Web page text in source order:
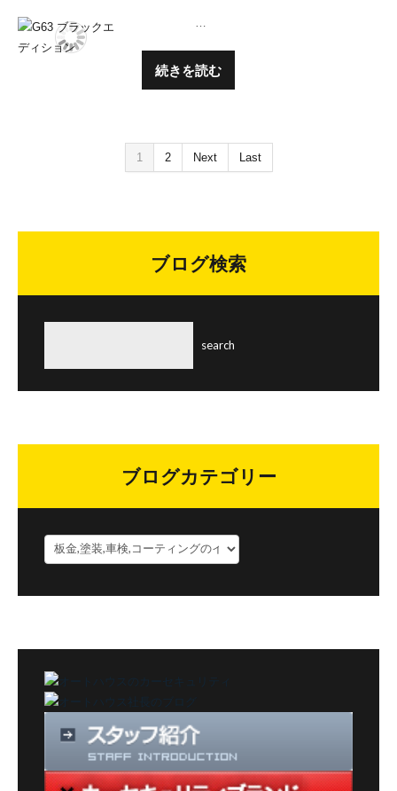
…
続きを読む
1 2 Next Last
ブログ検索
ブログカテゴリー
ブ
ロ
ー